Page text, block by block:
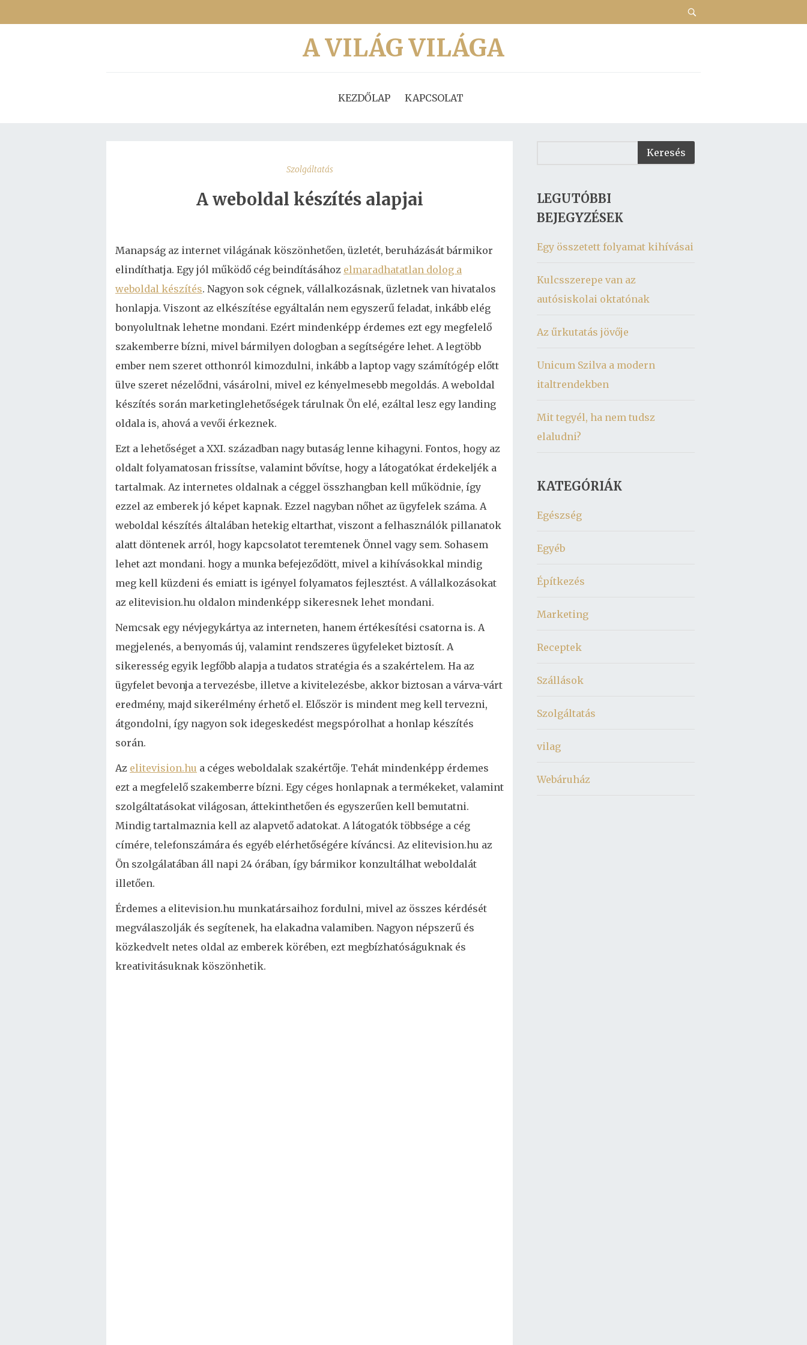
A VILÁG VILÁGA
KEZDŐLAP KAPCSOLAT
Szolgáltatás
A weboldal készítés alapjai
Manapság az internet világának köszönhetően, üzletét, beruházását bármikor
elindíthatja. Egy jól működő cég beindításához elmaradhatatlan dolog a
weboldal készítés. Nagyon sok cégnek, vállalkozásnak, üzletnek van hivatalos
honlapja. Viszont az elkészítése egyáltalán nem egyszerű feladat, inkább elég
bonyolultnak lehetne mondani. Ezért mindenképp érdemes ezt egy megfelelő
szakemberre bízni, mivel bármilyen dologban a segítségére lehet. A legtöbb
ember nem szeret otthonról kimozdulni, inkább a laptop vagy számítógép előtt
ülve szeret nézelődni, vásárolni, mivel ez kényelmesebb megoldás. A weboldal
készítés során marketinglehetőségek tárulnak Ön elé, ezáltal lesz egy landing
oldala is, ahová a vevői érkeznek.
Ezt a lehetőséget a XXI. században nagy butaság lenne kihagyni. Fontos, hogy az
oldalt folyamatosan frissítse, valamint bővítse, hogy a látogatókat érdekeljék a
tartalmak. Az internetes oldalnak a céggel összhangban kell működnie, így
ezzel az emberek jó képet kapnak. Ezzel nagyban nőhet az ügyfelek száma. A
weboldal készítés általában hetekig eltarthat, viszont a felhasználók pillanatok
alatt döntenek arról, hogy kapcsolatot teremtenek Önnel vagy sem. Sohasem
lehet azt mondani. hogy a munka befejeződött, mivel a kihívásokkal mindig
meg kell küzdeni és emiatt is igényel folyamatos fejlesztést. A vállalkozásokat
az elitevision.hu oldalon mindenképp sikeresnek lehet mondani.
Nemcsak egy névjegykártya az interneten, hanem értékesítési csatorna is. A
megjelenés, a benyomás új, valamint rendszeres ügyfeleket biztosít. A
sikeresség egyik legfőbb alapja a tudatos stratégia és a szakértelem. Ha az
ügyfelet bevonja a tervezésbe, illetve a kivitelezésbe, akkor biztosan a várva-várt
eredmény, majd sikerélmény érhető el. Először is mindent meg kell tervezni,
átgondolni, így nagyon sok idegeskedést megspórolhat a honlap készítés
során.
Az elitevision.hu a céges weboldalak szakértője. Tehát mindenképp érdemes
ezt a megfelelő szakemberre bízni. Egy céges honlapnak a termékeket, valamint
szolgáltatásokat világosan, áttekinthetően és egyszerűen kell bemutatni.
Mindig tartalmaznia kell az alapvető adatokat. A látogatók többsége a cég
címére, telefonszámára és egyéb elérhetőségére kíváncsi. Az elitevision.hu az
Ön szolgálatában áll napi 24 órában, így bármikor konzultálhat weboldalát
illetően.
Érdemes a elitevision.hu munkatársaihoz fordulni, mivel az összes kérdését
megválaszolják és segítenek, ha elakadna valamiben. Nagyon népszerű és
közkedvelt netes oldal az emberek körében, ezt megbízhatóságuknak és
kreativitásuknak köszönhetik.
LEGUTÓBBI
BEJEGYZÉSEK
Egy összetett folyamat kihívásai
Kulcsszerepe van az
autósiskolai oktatónak
Az űrkutatás jövője
Unicum Szilva a modern
italtrendekben
Mit tegyél, ha nem tudsz
elaludni?
KATEGÓRIÁK
Egészség
Egyéb
Építkezés
Marketing
Receptek
Szállások
Szolgáltatás
vilag
Webáruház